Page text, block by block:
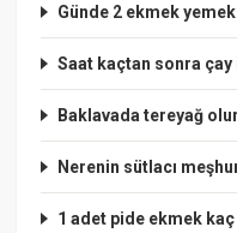
Günde 2 ekmek yemek
Saat kaçtan sonra
Baklavada tereyağ
Nerenin sütlacı
1 adet pide ekmek